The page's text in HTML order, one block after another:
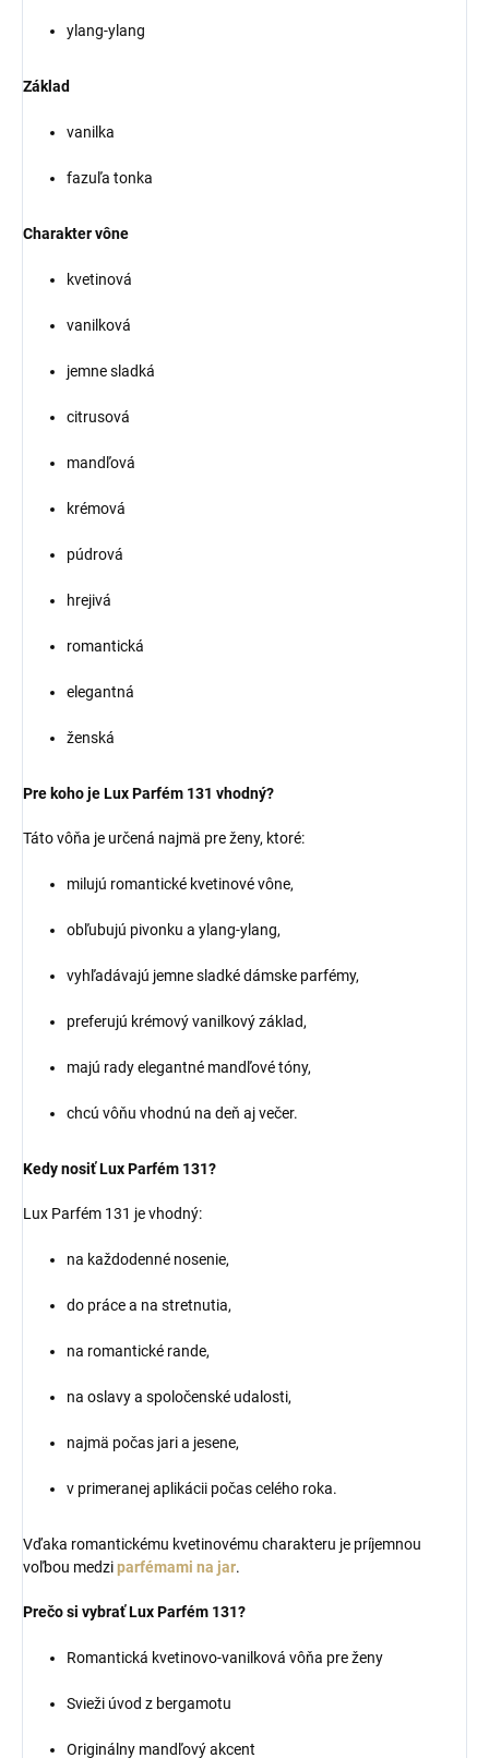
ylang-ylang
Základ
vanilka
fazuľa tonka
Charakter vône
kvetinová
vanilková
jemne sladká
citrusová
mandľová
krémová
púdrová
hrejivá
romantická
elegantná
ženská
Pre koho je Lux Parfém 131 vhodný?
Táto vôňa je určená najmä pre ženy, ktoré:
milujú romantické kvetinové vône,
obľubujú pivonku a ylang-ylang,
vyhľadávajú jemne sladké dámske parfémy,
preferujú krémový vanilkový základ,
majú rady elegantné mandľové tóny,
chcú vôňu vhodnú na deň aj večer.
Kedy nosiť Lux Parfém 131?
Lux Parfém 131 je vhodný:
na každodenné nosenie,
do práce a na stretnutia,
na romantické rande,
na oslavy a spoločenské udalosti,
najmä počas jari a jesene,
v primeranej aplikácii počas celého roka.
Vďaka romantickému kvetinovému charakteru je príjemnou
voľbou medziparfémami na jar.
Prečo si vybrať Lux Parfém 131?
Romantická kvetinovo-vanilková vôňa pre ženy
Svieži úvod z bergamotu
Originálny mandľový akcent